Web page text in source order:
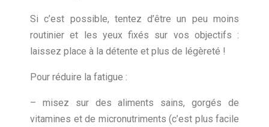
Si c’est possible, tentez d’être un peu moins
routinier et les yeux fixés sur vos objectifs :
laissez place à la détente et plus de légèreté !
Pour réduire la fatigue :
– misez sur des aliments sains, gorgés de
vitamines et de micronutriments (c’est plus facile